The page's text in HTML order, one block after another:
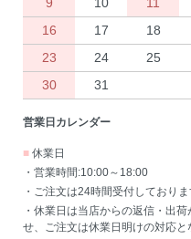
9
10 11
16
17 18
23
24 25
30
31
営業日カレンダー
■ 休業日
・営業時間:10:00～18:00
・ご注文は24時間受付しており
・休業日は当店からの返信・出
せ、ご注文は休業日明けの対応と